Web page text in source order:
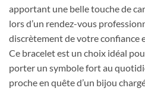
apportant une belle touche de
lors d’un rendez-vous
discrètement de votre confiance
Ce bracelet est un choix idéal
porter un symbole fort au
proche en quête d’un bijou